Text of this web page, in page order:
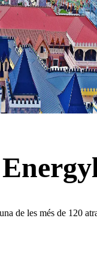
de les més de 120